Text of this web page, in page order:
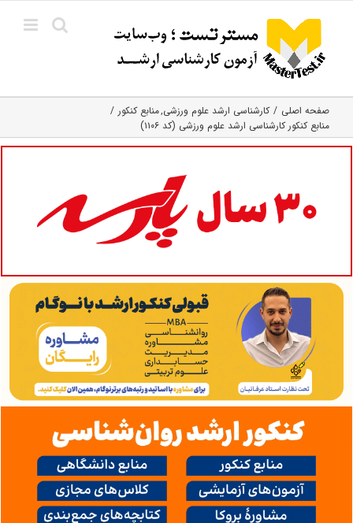
content
صفحه اصلی کارشناسی ارشد علوم ورزشی منابع کنکور
منابع کنکور کارشناسی ارشد علوم ورزشی (کد ۱۱۰۶)